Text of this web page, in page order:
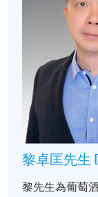
黎卓匡先生
黎先生為葡萄